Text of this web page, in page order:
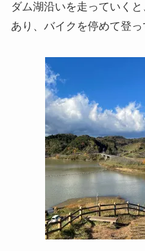
ダム湖沿いを走っていく
あり、バイクを停めて登っ